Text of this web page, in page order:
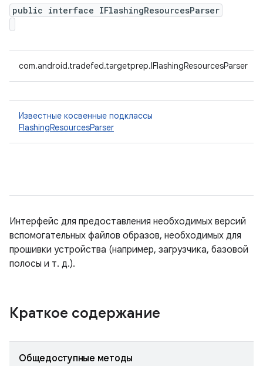
public interface IFlashingResourcesParser
com.android.tradefed.targetprep.IFlashingResourcesParser
Известные косвенные подклассы
FlashingResourcesParser
Интерфейс для предоставления необходимых версий
вспомогательных файлов образов, необходимых для
прошивки устройства (например, загрузчика, базовой
полосы и т. д.).
Краткое содержание
Общедоступные методы